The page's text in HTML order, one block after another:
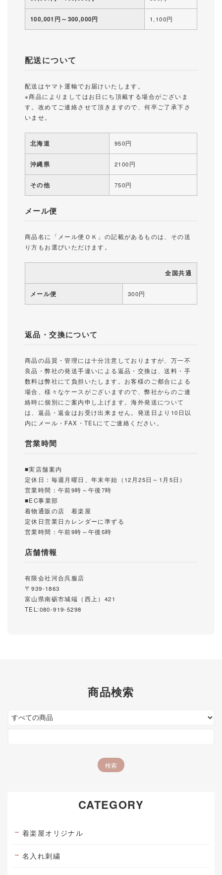
商品検索
CATEGORY
着楽屋オリジナル
名入れ刺繍
100,001円～300,000円 1,100円
配送について
配送はヤマト運輸でお届けいたします。
※商品によりましてはお日にち頂戴する場合がございま
す。改めてご連絡させて頂きますので、何卒ご了承下さ
いませ。
北海道 950円
沖縄県 2100円
その他 750円
メール便
商品名に「メール便ＯＫ」の記載があるものは、その送
り方もお選びいただけます。
全国共通
メール便 300円
返品・交換について
商品の品質・管理には十分注意しておりますが、万一不
良品・弊社の発送手違いによる返品・交換は、送料・手
数料は弊社にて負担いたします。お客様のご都合による
場合、様々なケースがございますので、弊社からのご連
絡時に個別にご案内申し上げます。海外発送について
は、返品・返金はお受け出来ません。発送日より10日以
内にメール・FAX・TELにてご連絡ください。
営業時間
■実店舗案内
定休日：毎週月曜日、年末年始（12月25日～1月5日）
営業時間：午前9時～午後7時
■EC事業部
着物通販の店 着楽屋
定休日営業日カレンダーに準ずる
営業時間：午前9時～午後5時
店舗情報
有限会社河合呉服店
〒939-1863
富山県南砺市城端（西上）421
TEL:080-919-5298